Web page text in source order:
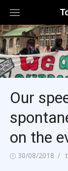
content
Our
on the
Posted
30/08/2018